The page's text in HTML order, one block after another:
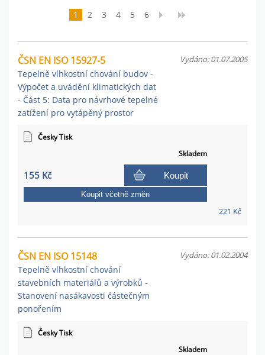
1
2 3 4 5 6
ČSN EN ISO 15927-5
Tepelně vlhkostní chování budov -
Výpočet a uvádění klimatických dat
- Část 5: Data pro návrhové tepelné
zatížení pro vytápěný prostor
Vydáno: 01.07.2005
Česky Tisk
Skladem
155 Kč Koupit
221 Kč
Koupit včetně změn
ČSN EN ISO 15148
Tepelně vlhkostní chování
stavebních materiálů a výrobků -
Stanovení nasákavosti částečným
ponořením
Vydáno: 01.02.2004
Česky Tisk
Skladem